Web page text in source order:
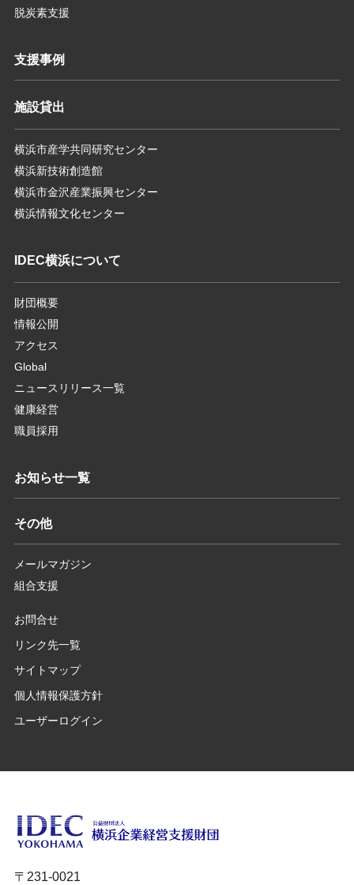
脱炭素支援
支援事例
施設貸出
横浜市産学共同研究センター
横浜新技術創造館
横浜市金沢産業振興センター
横浜情報文化センター
IDEC横浜について
財団概要
情報公開
アクセス
Global
ニュースリリース一覧
健康経営
職員採用
お知らせ一覧
その他
メールマガジン
組合支援
お問合せ
リンク先一覧
サイトマップ
個人情報保護方針
ユーザーログイン
〒231-0021